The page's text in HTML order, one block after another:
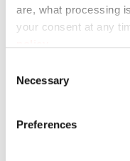
are, what processing
your consent at any
Selection
Necessary
Preferences
Producten